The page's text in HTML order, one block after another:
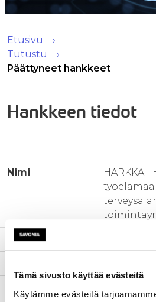
Tämä sivusto käyttää evästeitä
Käytämme evästeitä
Etusivu
Tutustu
Päättyneet hankkeet
Hankkeen tiedot
Nimi
HARKKA
Aloituspäivä